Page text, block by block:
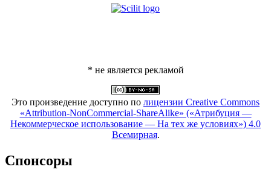
* не является рекламой
Это произведение доступно по лицензии Creative Commons
«Attribution-NonCommercial-ShareAlike» («Атрибуция —
Некоммерческое использование — На тех же условиях») 4.0
Всемирная.
Спонсоры